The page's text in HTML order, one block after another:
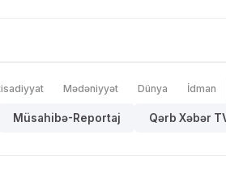
Mədəniyyət Dünya İdman
Müsahibə-Reportaj Qərb Xəbər